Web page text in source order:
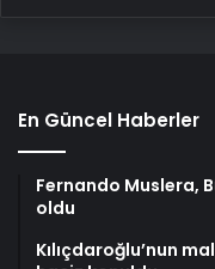
En Güncel Haberler
Fernando Muslera,
oldu
Kılıçdaroğlu’nun